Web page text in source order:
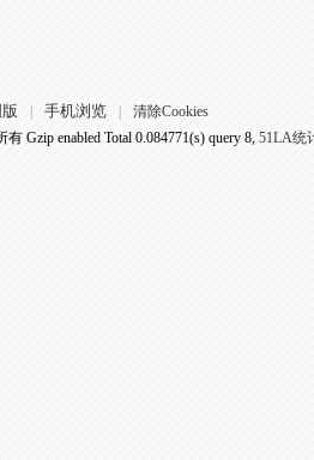
手机浏览
清除Cookies
Gzip enabled Total 0.084771(s) query 8, 51LA统